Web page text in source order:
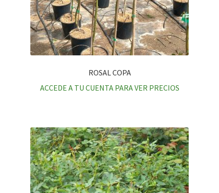
ROSAL COPA
ACCEDE A TU CUENTA PARA VER PRECIOS